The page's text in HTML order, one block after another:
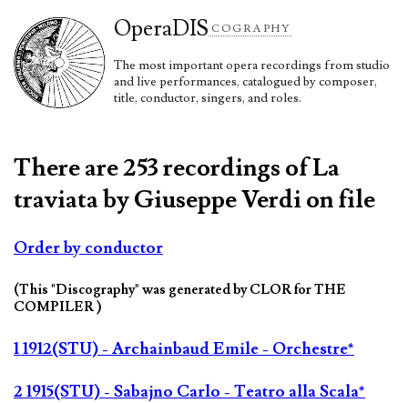
OperaDIS COGRAPHY
The most important opera recordings from studio
and live performances, catalogued by composer,
title, conductor, singers, and roles.
There are 253 recordings of La
traviata by Giuseppe Verdi on file
Order by conductor
(This "Discography" was generated by CLOR for THE
COMPILER )
1 1912(STU) - Archainbaud Emile - Orchestre*
2 1915(STU) - Sabajno Carlo - Teatro alla Scala*